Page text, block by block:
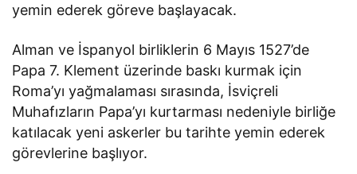
yemin ederek göreve başlayacak.
Alman ve İspanyol birliklerin 6 Mayıs 1527’de
Papa 7. Klement üzerinde baskı kurmak için
Roma’yı yağmalaması sırasında, İsviçreli
Muhafızların Papa’yı kurtarması nedeniyle birliğe
katılacak yeni askerler bu tarihte yemin ederek
görevlerine başlıyor.